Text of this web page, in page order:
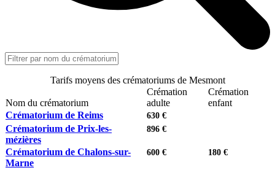
Tarifs moyens des crématoriums de Mesmont
Nom du crématorium
Crémation
adulte
Crémation
enfant
Crématorium de Reims
630 €
Crématorium de Prix-les-
mézières
896 €
Crématorium de Chalons-sur-
Marne
600 € 180 €